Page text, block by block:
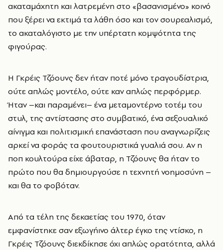
ακαταμάχητη και λατρεμένη στο «βασανισμένο» κοινό
που ξέρει να εκτιμά τα λάθη όσο και τον σουρεαλισμό,
το ακαταλόγιστο με την υπέρτατη κομψότητα της
φιγούρας.
Η Γκρέις Τζόουνς δεν ήταν ποτέ μόνο τραγουδίστρια,
ούτε απλώς μοντέλο, ούτε καν απλώς περφόρμερ.
Ήταν –και παραμένει– ένα μεταμοντέρνο τοτέμ του
στυλ, της αντίστασης στο συμβατικό, ένα σεξουαλικό
αίνιγμα και πολιτισμική επανάσταση που αναγνωρίζεις
αρκεί να φοράς τα φουτουριστικά γυαλιά σου. Αν η
ποπ κουλτούρα είχε άβαταρ, η Τζόουνς θα ήταν το
πρώτο που θα δημιουργούσε η τεχνητή νοημοσύνη –
και θα το φοβόταν.
Από τα τέλη της δεκαετίας του 1970, όταν
εμφανίστηκε σαν εξωγήινο άλτερ έγκο της ντίσκο, η
Γκρέις Τζόουνς διεκδίκησε όχι απλώς ορατότητα, αλλά